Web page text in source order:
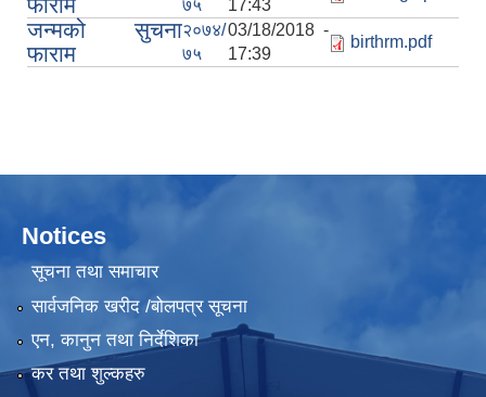
७५
17:43
जन्मको सुचना
फाराम
२०७४/
७५
03/18/2018 -
17:39
birthrm.pdf
Notices
सूचना तथा समाचार
सार्वजनिक खरीद /बोलपत्र सूचना
एन, कानुन तथा निर्देशिका
कर तथा शुल्कहरु